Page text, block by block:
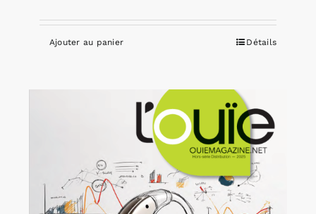
Ajouter au panier Détails